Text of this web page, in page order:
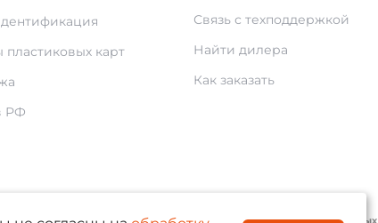
карт
РФ
Связь с техподдержкой
Найти дилера
Как заказать